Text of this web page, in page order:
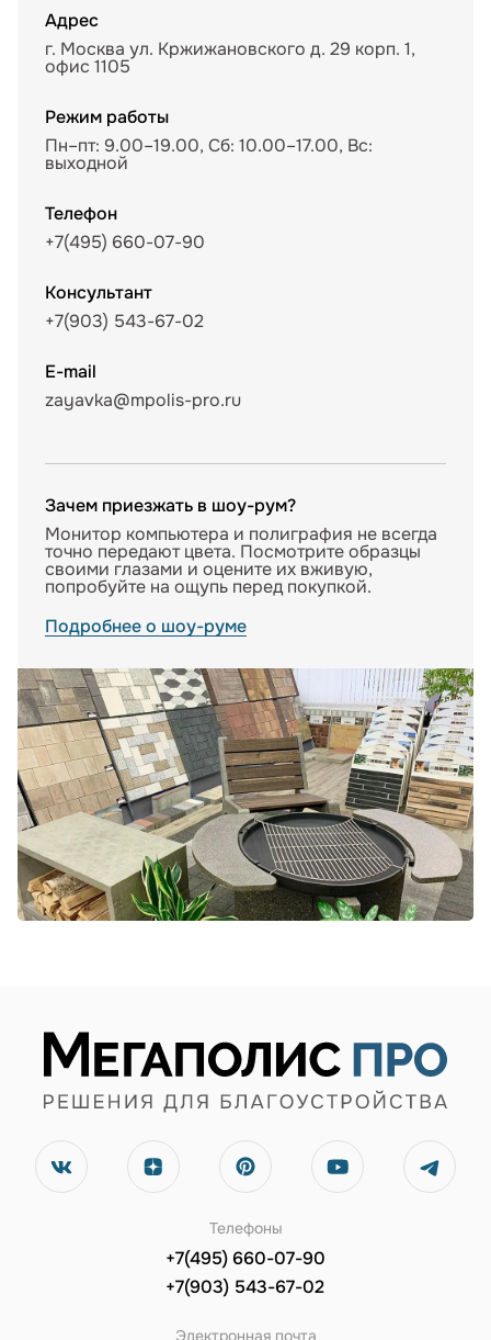
Адрес
г. Москва ул. Кржижановского д. 29 корп. 1,
офис 1105
Режим работы
Пн–пт: 9.00–19.00, Сб: 10.00–17.00, Вс:
выходной
Телефон
+7(495) 660-07-90
Консультант
+7(903) 543-67-02
E-mail
zayavka@mpolis-pro.ru
Зачем приезжать в шоу-рум?
Монитор компьютера и полиграфия не всегда
точно передают цвета. Посмотрите образцы
своими глазами и оцените их вживую,
попробуйте на ощупь перед покупкой.
Подробнее о шоу-руме
Телефоны
+7(495) 660-07-90
+7(903) 543-67-02